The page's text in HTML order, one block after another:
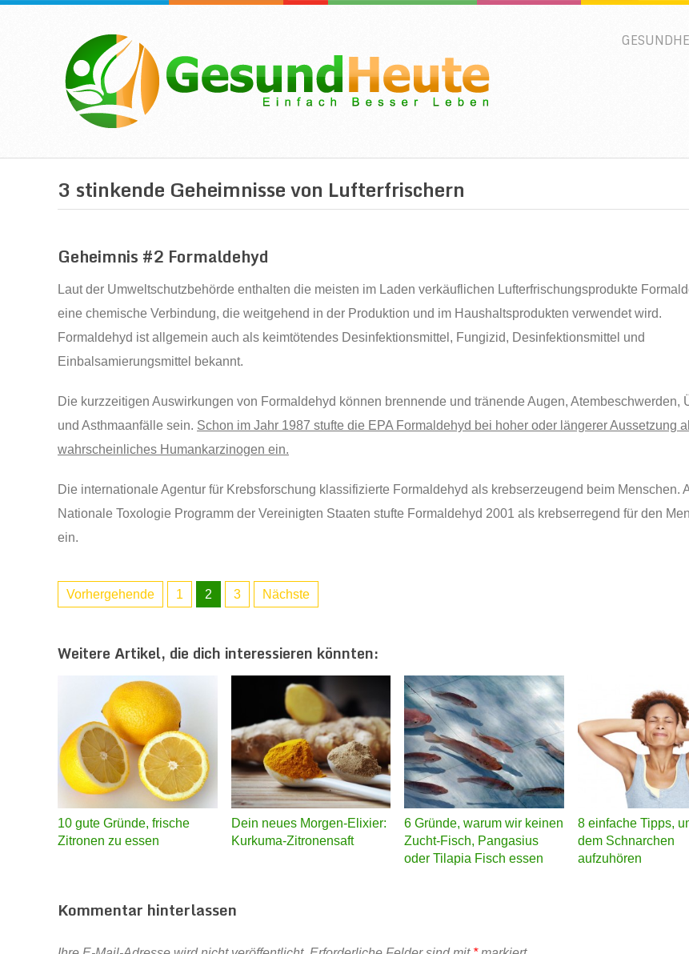
3 stinkende Geheimnisse von Lufterfrischern
Geheimnis #2 Formaldehyd
Laut der Umweltschutzbehörde enthalten die meisten im Laden verkäuflichen Lufterfrischungsprodukte
eine chemische Verbindung, die weitgehend in der Produktion und im Haushaltsprodukten verwendet wird.
Formaldehyd ist allgemein auch als keimtötendes Desinfektionsmittel, Fungizid, Desinfektionsmittel und
Einbalsamierungsmittel bekannt.
Die kurzzeitigen Auswirkungen von Formaldehyd können brennende und tränende Augen, Atembeschwerden,
und Asthmaanfälle sein. Schon im Jahr 1987 stufte die EPA Formaldehyd bei hoher oder längerer Aussetzung
wahrscheinliches Humankarzinogen ein.
Die internationale Agentur für Krebsforschung klassifizierte Formaldehyd als krebserzeugend beim Menschen.
Nationale Toxologie Programm der Vereinigten Staaten stufte Formaldehyd 2001 als krebserregend für den
ein.
Vorhergehende 1 2 3 Nächste
Weitere Artikel, die dich interessieren könnten:
10 gute Gründe, frische
Zitronen zu essen
Dein neues Morgen-Elixier:
Kurkuma-Zitronensaft
6 Gründe, warum wir keinen
Zucht-Fisch, Pangasius
oder Tilapia Fisch essen
8 einfache Tipps,
dem Schnarchen
aufzuhören
Kommentar hinterlassen